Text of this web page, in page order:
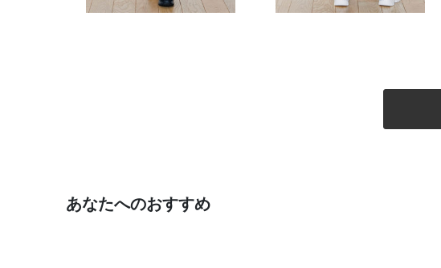
あなたへのおすすめ